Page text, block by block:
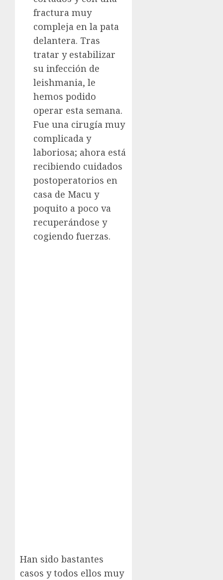
fractura muy
compleja en la pata
delantera. Tras
tratar y estabilizar
su infección de
leishmania, le
hemos podido
operar esta semana.
Fue una cirugía muy
complicada y
laboriosa; ahora está
recibiendo cuidados
postoperatorios en
casa de Macu y
poquito a poco va
recuperándose y
cogiendo fuerzas.
Han sido bastantes
casos y todos ellos muy